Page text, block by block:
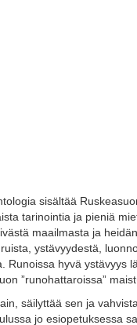
sisältää
tarinointia ja pieniä
maailmasta ja
ystävyydestä,
Runoissa hyvä ystävyys
”runohattaroissa”
säilyttää sen ja
jo esiopetuksessa